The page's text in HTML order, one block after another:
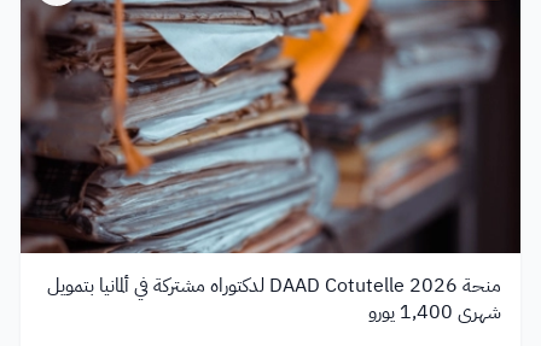
منحة DAAD Cotutelle 2026 لدكتوراه مشتركة في ألمانيا بتمويل
شهري 1,400 يورو